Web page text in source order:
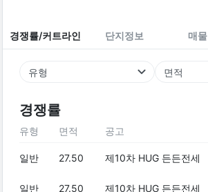
경쟁률/커트라인 단지정보 매물
유형 면적
경쟁률
유형 면적 공고
일반 27.50 제10차 HUG 든든전세
일반 27.50 제10차 HUG 든든전세